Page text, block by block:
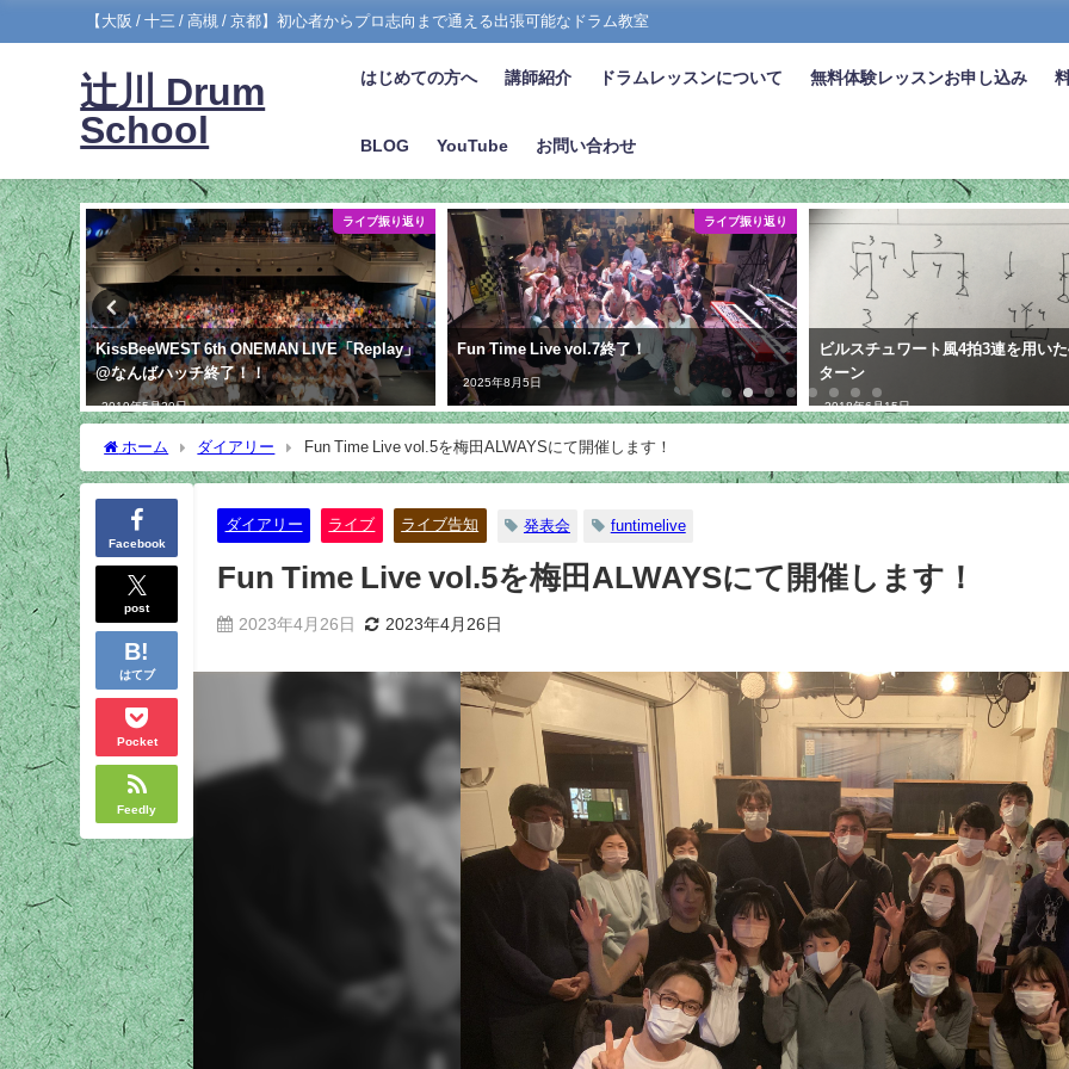
【大阪 / 十三 / 高槻 / 京都】初心者からプロ志向まで通える出張可能なドラム教室
辻川 Drum
School
はじめての方へ 講師紹介 ドラムレッスンについて 無料体験レッスンお申し込み
BLOG YouTube お問い合わせ
ダイアリー
ツアー
ライブ振り返り
KissBeeWEST 6th ONEMAN LIVE「Replay」
@なんばハッチ終了！！
2019年5月20日
ライブ振り返り
Fun Time Live vol.7終了！
2025年8月5日
ビルスチュワート風4拍3連を用い
ターン
2018年6月15日
ホーム ダイアリー Fun Time Live vol.5を梅田ALWAYSにて開催します！
Facebook
post
はてブ
Pocket
Feedly
ダイアリー ライブ ライブ告知 発表会 funtimelive
Fun Time Live vol.5を梅田ALWAYSにて開催します！
2023年4月26日 2023年4月26日